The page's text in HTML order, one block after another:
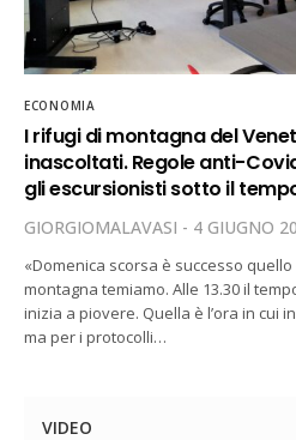
ECONOMIA
I rifugi di montagna del
inascoltati. Regole anti-
gli escursionisti sotto il
GIORGIOMALAVASI 4 GIUGNO
«Domenica scorsa è successo
montagna temiamo. Alle 13.30 il
inizia a piovere. Quella è l’ora in cui
ma per i protocolli…
VIDEO